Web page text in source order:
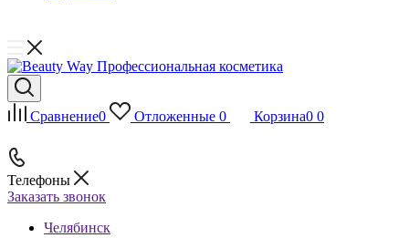
Сравнение0 Отложенные 0 Корзина0 0
Телефоны
Заказать звонок
Челябинск